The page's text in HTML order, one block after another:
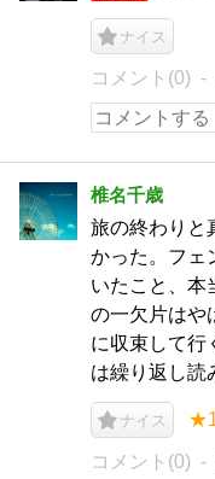
ナイス
コメント(0)
椎名千歳
旅の終わりと
かった。フェ
いたこと、本
の一欠片はや
に収束して行
は繰り返し読
ナイス
コメント(0)